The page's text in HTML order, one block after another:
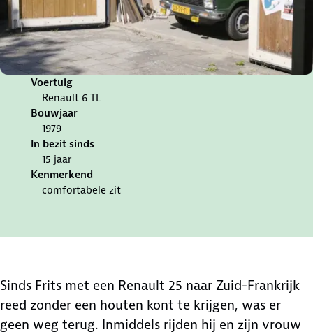
Voertuig
Renault 6 TL
Bouwjaar
1979
In bezit sinds
15 jaar
Kenmerkend
comfortabele zit
Sinds Frits met een Renault 25 naar Zuid-Frankrijk
reed zonder een houten kont te krijgen, was er
geen weg terug. Inmiddels rijden hij en zijn vrouw